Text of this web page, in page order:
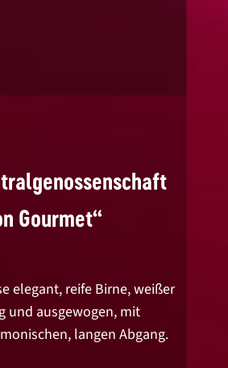
Gourmet“
elegant, reife Birne, weißer
und ausgewogen, mit
langen Abgang.